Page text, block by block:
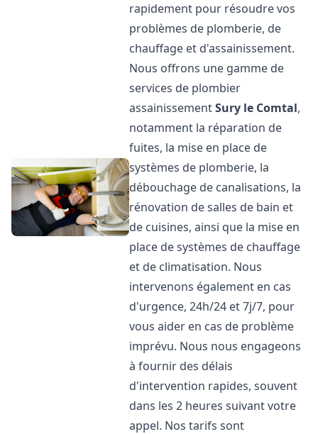
rapidement pour résoudre vos
problèmes de plomberie, de
chauffage et d'assainissement.
Nous offrons une gamme de
services de plombier
assainissementSury le Comtal,
notamment la réparation de
fuites, la mise en place de
systèmes de plomberie, la
débouchage de canalisations, la
rénovation de salles de bain et
de cuisines, ainsi que la mise en
place de systèmes de chauffage
et de climatisation. Nous
intervenons également en cas
d'urgence, 24h/24 et 7j/7, pour
vous aider en cas de problème
imprévu. Nous nous engageons
à fournir des délais
d'intervention rapides, souvent
dans les 2 heures suivant votre
appel. Nos tarifs sont